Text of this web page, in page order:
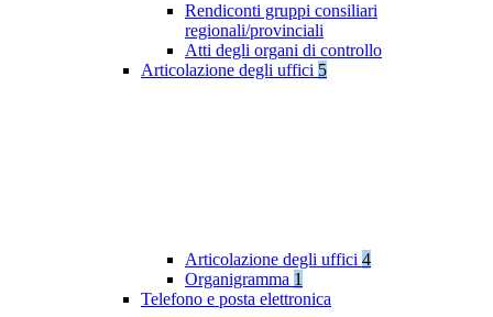
Rendiconti gruppi consiliari
regionali/provinciali
Atti degli organi di controllo
Articolazione degli uffici 5
Articolazione degli uffici 4
Organigramma 1
Telefono e posta elettronica